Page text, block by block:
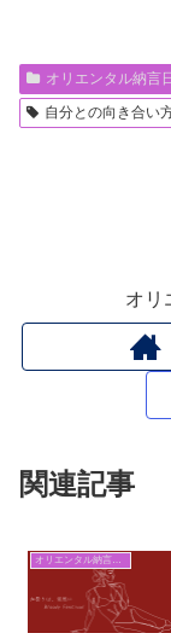
オリエンタル納言
自分との向き合い
オリ
関連記事
オリエンタル納言日常日記